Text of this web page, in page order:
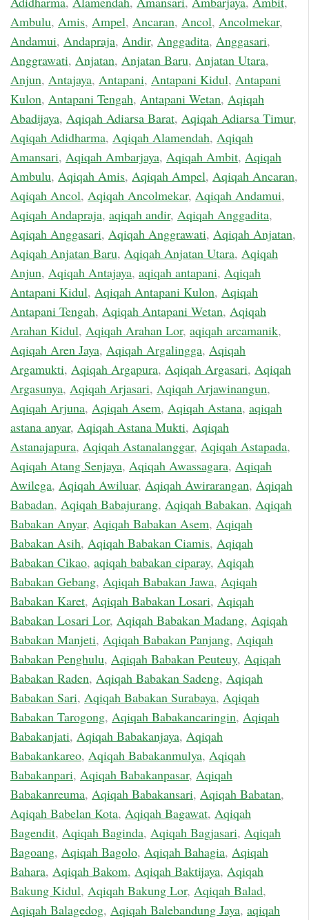
Ambulu, Amis, Ampel, Ancaran, Ancol, Ancolmekar,
Andamui, Andapraja, Andir, Anggadita, Anggasari,
Anggrawati, Anjatan, Anjatan Baru, Anjatan Utara,
Anjun, Antajaya, Antapani, Antapani Kidul, Antapani
Kulon, Antapani Tengah, Antapani Wetan, Aqiqah
Abadijaya, Aqiqah Adiarsa Barat, Aqiqah Adiarsa Timur,
Aqiqah Adidharma, Aqiqah Alamendah, Aqiqah
Amansari, Aqiqah Ambarjaya, Aqiqah Ambit, Aqiqah
Ambulu, Aqiqah Amis, Aqiqah Ampel, Aqiqah Ancaran,
Aqiqah Ancol, Aqiqah Ancolmekar, Aqiqah Andamui,
Aqiqah Andapraja, aqiqah andir, Aqiqah Anggadita,
Aqiqah Anggasari, Aqiqah Anggrawati, Aqiqah Anjatan,
Aqiqah Anjatan Baru, Aqiqah Anjatan Utara, Aqiqah
Anjun, Aqiqah Antajaya, aqiqah antapani, Aqiqah
Antapani Kidul, Aqiqah Antapani Kulon, Aqiqah
Antapani Tengah, Aqiqah Antapani Wetan, Aqiqah
Arahan Kidul, Aqiqah Arahan Lor, aqiqah arcamanik,
Aqiqah Aren Jaya, Aqiqah Argalingga, Aqiqah
Argamukti, Aqiqah Argapura, Aqiqah Argasari, Aqiqah
Argasunya, Aqiqah Arjasari, Aqiqah Arjawinangun,
Aqiqah Arjuna, Aqiqah Asem, Aqiqah Astana, aqiqah
astana anyar, Aqiqah Astana Mukti, Aqiqah
Astanajapura, Aqiqah Astanalanggar, Aqiqah Astapada,
Aqiqah Atang Senjaya, Aqiqah Awassagara, Aqiqah
Awilega, Aqiqah Awiluar, Aqiqah Awirarangan, Aqiqah
Babadan, Aqiqah Babajurang, Aqiqah Babakan, Aqiqah
Babakan Anyar, Aqiqah Babakan Asem, Aqiqah
Babakan Asih, Aqiqah Babakan Ciamis, Aqiqah
Babakan Cikao, aqiqah babakan ciparay, Aqiqah
Babakan Gebang, Aqiqah Babakan Jawa, Aqiqah
Babakan Karet, Aqiqah Babakan Losari, Aqiqah
Babakan Losari Lor, Aqiqah Babakan Madang, Aqiqah
Babakan Manjeti, Aqiqah Babakan Panjang, Aqiqah
Babakan Penghulu, Aqiqah Babakan Peuteuy, Aqiqah
Babakan Raden, Aqiqah Babakan Sadeng, Aqiqah
Babakan Sari, Aqiqah Babakan Surabaya, Aqiqah
Babakan Tarogong, Aqiqah Babakancaringin, Aqiqah
Babakanjati, Aqiqah Babakanjaya, Aqiqah
Babakankareo, Aqiqah Babakanmulya, Aqiqah
Babakanpari, Aqiqah Babakanpasar, Aqiqah
Babakanreuma, Aqiqah Babakansari, Aqiqah Babatan,
Aqiqah Babelan Kota, Aqiqah Bagawat, Aqiqah
Bagendit, Aqiqah Baginda, Aqiqah Bagjasari, Aqiqah
Bagoang, Aqiqah Bagolo, Aqiqah Bahagia, Aqiqah
Bahara, Aqiqah Bakom, Aqiqah Baktijaya, Aqiqah
Bakung Kidul, Aqiqah Bakung Lor, Aqiqah Balad,
Aqiqah Balagedog, Aqiqah Balebandung Jaya, aqiqah